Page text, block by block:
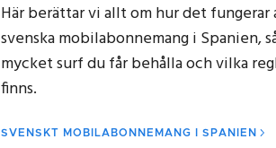
Här berättar vi allt om hur det
svenska mobilabonnemang i Spanien,
mycket surf du får behålla och vilka
finns.
SVENSKT MOBILABONNEMANG I SPANIEN